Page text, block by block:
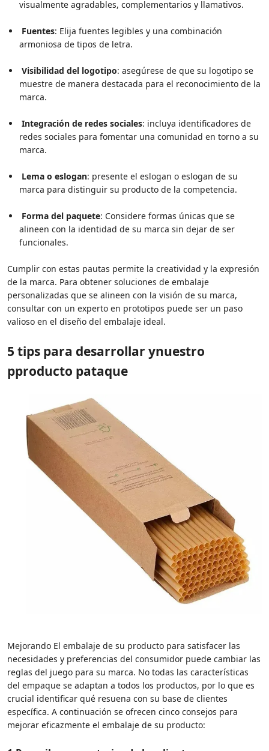
visualmente agradables, complementarios y llamativos.
Fuentes: Elija fuentes legibles y una combinación
armoniosa de tipos de letra.
Visibilidad del logotipo: asegúrese de que su logotipo se
muestre de manera destacada para el reconocimiento de la
marca.
Integración de redes sociales: incluya identificadores de
redes sociales para fomentar una comunidad en torno a su
marca.
Lema o eslogan: presente el eslogan o eslogan de su
marca para distinguir su producto de la competencia.
Forma del paquete: Considere formas únicas que se
alineen con la identidad de su marca sin dejar de ser
funcionales.
Cumplir con estas pautas permite la creatividad y la expresión
de la marca. Para obtener soluciones de embalaje
personalizadas que se alineen con la visión de su marca,
consultar con un experto en prototipos puede ser un paso
valioso en el diseño del embalaje ideal.
5 tips para desarrollar ynuestro
pproducto pataque
Mejorando El embalaje de su producto para satisfacer las
necesidades y preferencias del consumidor puede cambiar las
reglas del juego para su marca. No todas las características
del empaque se adaptan a todos los productos, por lo que es
crucial identificar qué resuena con su base de clientes
específica. A continuación se ofrecen cinco consejos para
mejorar eficazmente el embalaje de su producto: